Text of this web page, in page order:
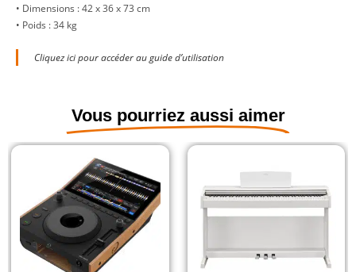
• Dimensions : 42 x 36 x 73 cm
• Poids : 34 kg
Cliquez ici pour accéder au guide d’utilisation
Vous pourriez aussi aimer